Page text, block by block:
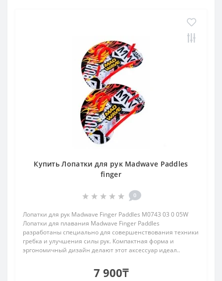
Купить Лопатки для рук Madwave Paddles
finger
0
Лопатки для рук Madwave Finger Paddles M0743 03 0 05W
Лопатки для плавания Madwave Finger Paddles
разработаны специально для совершенствования техники
гребка и улучшения силы рук. Компактная форма и
эргономичный дизайн делают этот аксессуар идеал..
7 900₸